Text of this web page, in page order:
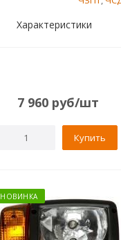
Характеристики
7 960руб/шт
Купить
НОВИНКА